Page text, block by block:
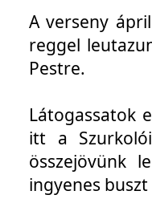
A verseny
reggel
Pestre.
Látogassatok
itt a
összejövünk
ingyenes